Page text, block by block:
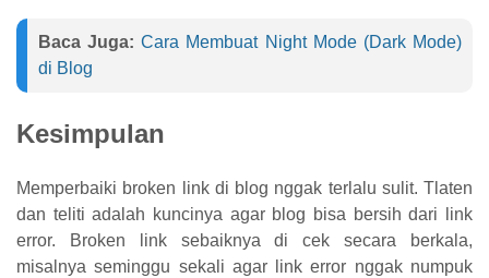
Baca Juga: Cara Membuat Night Mode (Dark Mode)
di Blog
Kesimpulan
Memperbaiki broken link di blog nggak terlalu sulit. Tlaten
dan teliti adalah kuncinya agar blog bisa bersih dari link
error. Broken link sebaiknya di cek secara berkala,
misalnya seminggu sekali agar link error nggak numpuk